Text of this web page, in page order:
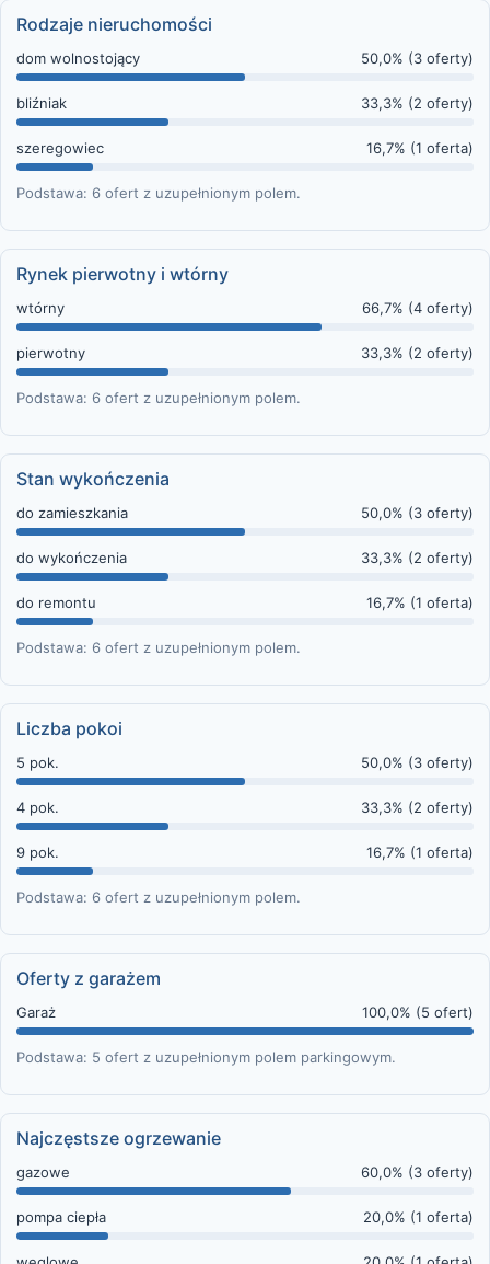
Rodzaje nieruchomości
dom wolnostojący 50,0% (3 oferty)
bliźniak 33,3% (2 oferty)
szeregowiec 16,7% (1 oferta)
Podstawa: 6 ofert z uzupełnionym polem.
Rynek pierwotny i wtórny
wtórny 66,7% (4 oferty)
pierwotny 33,3% (2 oferty)
Podstawa: 6 ofert z uzupełnionym polem.
Stan wykończenia
do zamieszkania 50,0% (3 oferty)
do wykończenia 33,3% (2 oferty)
do remontu 16,7% (1 oferta)
Podstawa: 6 ofert z uzupełnionym polem.
Liczba pokoi
5 pok. 50,0% (3 oferty)
4 pok. 33,3% (2 oferty)
9 pok. 16,7% (1 oferta)
Podstawa: 6 ofert z uzupełnionym polem.
Oferty z garażem
Garaż 100,0% (5 ofert)
Podstawa: 5 ofert z uzupełnionym polem parkingowym.
Najczęstsze ogrzewanie
gazowe 60,0% (3 oferty)
pompa ciepła 20,0% (1 oferta)